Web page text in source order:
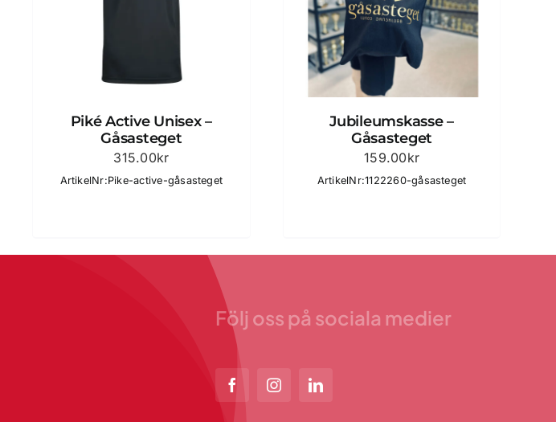
Piké Active Unisex –
Gåsasteget
315.00kr
ArtikelNr:Pike-active-gåsasteget
Jubileumskasse –
Gåsasteget
159.00kr
ArtikelNr:1122260-gåsasteget
Följ oss på sociala medier